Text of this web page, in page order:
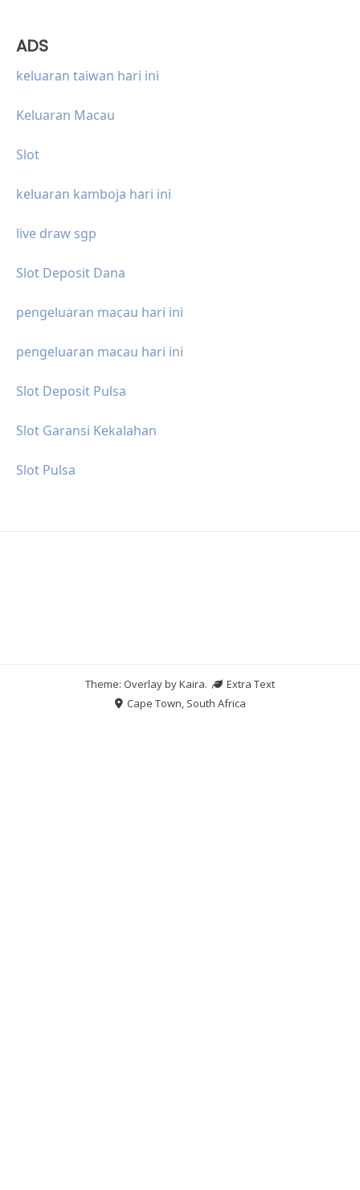
ADS
keluaran taiwan hari ini
Keluaran Macau
Slot
keluaran kamboja hari ini
live draw sgp
Slot Deposit Dana
pengeluaran macau hari ini
pengeluaran macau hari ini
Slot Deposit Pulsa
Slot Garansi Kekalahan
Slot Pulsa
Theme: Overlay byKaira.
Extra Text
Cape Town, South Africa